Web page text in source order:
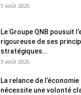
5 août 2026
Le Groupe QNB pousuit
rigoureuse de ses
stratégiques...
3 août 2026
La relance de
nécessite une volonté